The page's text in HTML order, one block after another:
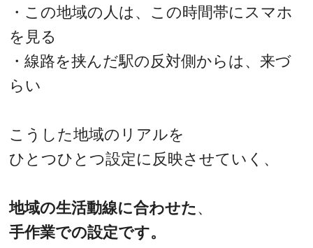
・この地域の人は、この時間帯にスマホ
を見る
・線路を挟んだ駅の反対側からは、来づ
らい
こうした地域のリアルを
ひとつひとつ設定に反映させていく、
地域の生活動線に合わせた 、
手作業での設定です。